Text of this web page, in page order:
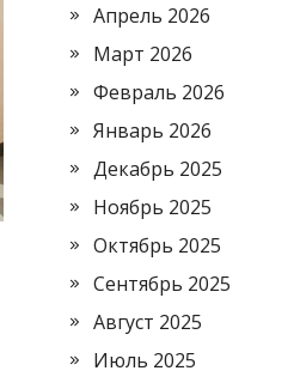
Апрель 2026
Март 2026
Февраль 2026
Январь 2026
Декабрь 2025
Ноябрь 2025
Октябрь 2025
Сентябрь 2025
Август 2025
Июль 2025